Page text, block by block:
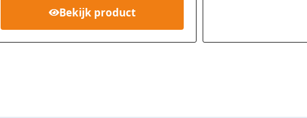
waardering
en
Bekijk product